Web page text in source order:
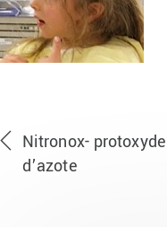
Nitronox- protoxyde
d’azote